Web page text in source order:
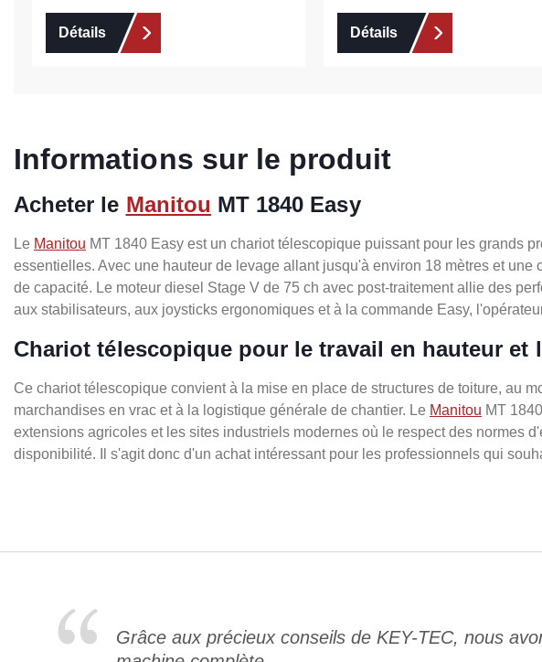
Détails Détails
Informations sur le produit
Acheter le Manitou MT 1840 Easy
Le Manitou MT 1840 Easy est un chariot télescopique puissant pour les grands
essentielles. Avec une hauteur de levage allant jusqu'à environ 18 mètres et
de capacité. Le moteur diesel Stage V de 75 ch avec post-traitement allie des
aux stabilisateurs, aux joysticks ergonomiques et à la commande Easy,
Chariot télescopique pour le travail en hauteur et
Ce chariot télescopique convient à la mise en place de structures de toiture, au
marchandises en vrac et à la logistique générale de chantier. Le Manitou MT
extensions agricoles et les sites industriels modernes où le respect des normes
disponibilité. Il s'agit donc d'un achat intéressant pour les professionnels qui
Grâce aux précieux conseils de KEY-TEC, nous